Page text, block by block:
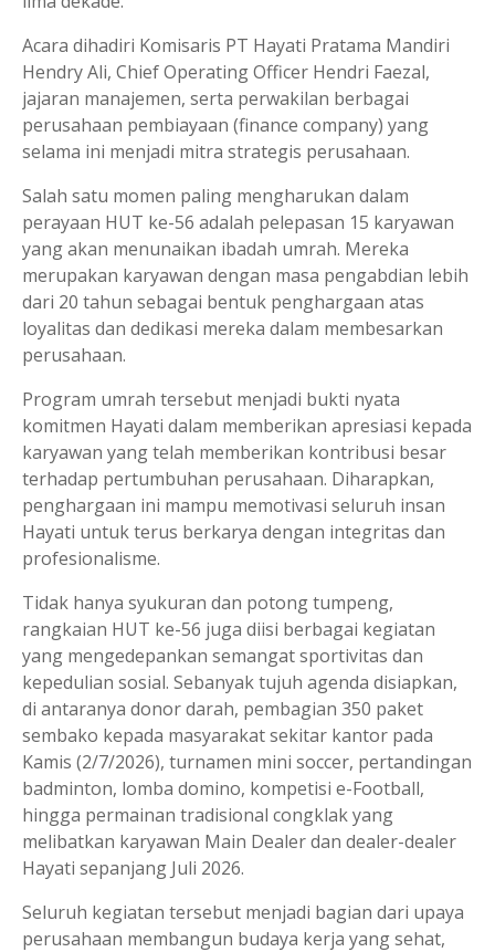
Acara dihadiri Komisaris PT Hayati Pratama Mandiri
Hendry Ali, Chief Operating Officer Hendri Faezal,
jajaran manajemen, serta perwakilan berbagai
perusahaan pembiayaan (finance company) yang
selama ini menjadi mitra strategis perusahaan.
Salah satu momen paling mengharukan dalam
perayaan HUT ke-56 adalah pelepasan 15 karyawan
yang akan menunaikan ibadah umrah. Mereka
merupakan karyawan dengan masa pengabdian lebih
dari 20 tahun sebagai bentuk penghargaan atas
loyalitas dan dedikasi mereka dalam membesarkan
perusahaan.
Program umrah tersebut menjadi bukti nyata
komitmen Hayati dalam memberikan apresiasi kepada
karyawan yang telah memberikan kontribusi besar
terhadap pertumbuhan perusahaan. Diharapkan,
penghargaan ini mampu memotivasi seluruh insan
Hayati untuk terus berkarya dengan integritas dan
profesionalisme.
Tidak hanya syukuran dan potong tumpeng,
rangkaian HUT ke-56 juga diisi berbagai kegiatan
yang mengedepankan semangat sportivitas dan
kepedulian sosial. Sebanyak tujuh agenda disiapkan,
di antaranya donor darah, pembagian 350 paket
sembako kepada masyarakat sekitar kantor pada
Kamis (2/7/2026), turnamen mini soccer, pertandingan
badminton, lomba domino, kompetisi e-Football,
hingga permainan tradisional congklak yang
melibatkan karyawan Main Dealer dan dealer-dealer
Hayati sepanjang Juli 2026.
Seluruh kegiatan tersebut menjadi bagian dari upaya
perusahaan membangun budaya kerja yang sehat,